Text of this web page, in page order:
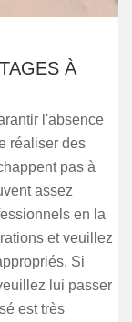
À
l'absence
réaliser des
pas à
assez
en la
et veuillez
Si
lui passer
est très